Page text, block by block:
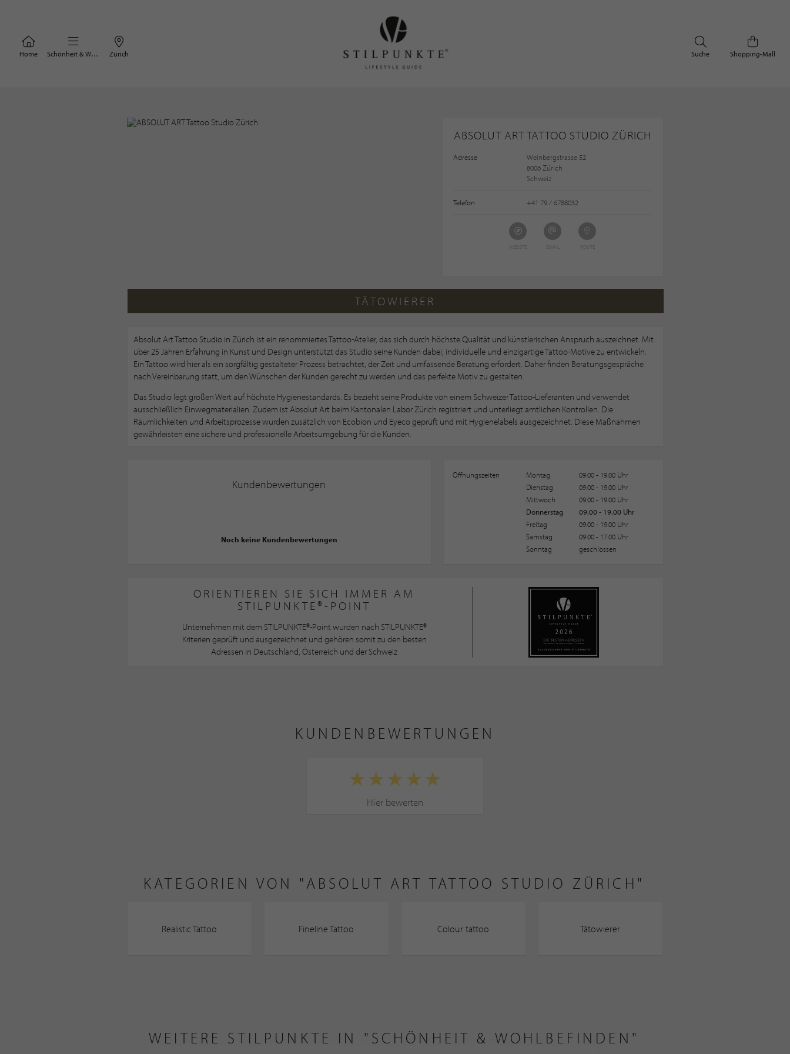
Home Schönheit & Wohlbefinden Zürich Shopping-Mall
Suche
ABSOLUT ART TATTOO STUDIO ZÜRICH
Adresse
Weinbergstrasse 52
8006 Zürich
Schweiz
Telefon +41 79 / 6788032
TÄTOWIERER
Absolut Art Tattoo Studio in Zürich ist ein renommiertes Tattoo-Atelier, das sich durch höchste Qualität und künstlerischen Anspruch auszeichnet. Mit
über 25 Jahren Erfahrung in Kunst und Design unterstützt das Studio seine Kunden dabei, individuelle und einzigartige Tattoo-Motive zu entwickeln.
Ein Tattoo wird hier als ein sorgfältig gestalteter Prozess betrachtet, der Zeit und umfassende Beratung erfordert. Daher finden Beratungsgespräche
nach Vereinbarung statt, um den Wünschen der Kunden gerecht zu werden und das perfekte Motiv zu gestalten.
Das Studio legt großen Wert auf höchste Hygienestandards. Es bezieht seine Produkte von einem Schweizer Tattoo-Lieferanten und verwendet
ausschließlich Einwegmaterialien. Zudem ist Absolut Art beim Kantonalen Labor Zürich registriert und unterliegt amtlichen Kontrollen. Die
Räumlichkeiten und Arbeitsprozesse wurden zusätzlich von Ecobion und Eyeco geprüft und mit Hygienelabels ausgezeichnet. Diese Maßnahmen
gewährleisten eine sichere und professionelle Arbeitsumgebung für die Kunden.
Kundenbewertungen
Noch keine Kundenbewertungen
Öffnungszeiten Montag
09.00 - 19.00 Uhr
Dienstag
09.00 - 19.00 Uhr
Mittwoch
09.00 - 19.00 Uhr
Donnerstag
09.00 - 19.00 Uhr
Freitag
09.00 - 19.00 Uhr
Samstag
09.00 - 17.00 Uhr
Sonntag
geschlossen
ORIENTIEREN SIE SICH IMMER AM
STILPUNKTE®-POINT
Unternehmen mit dem STILPUNKTE®-Point wurden nach STILPUNKTE®
Kriterien geprüft und ausgezeichnet und gehören somit zu den besten
Adressen in Deutschland, Österreich und der Schweiz
KUNDENBEWERTUNGEN
Hier bewerten
KATEGORIEN VON "ABSOLUT ART TATTOO STUDIO ZÜRICH"
Realistic Tattoo Fineline Tattoo Colour tattoo Tätowierer
WEITERE STILPUNKTE IN "SCHÖNHEIT & WOHLBEFINDEN"